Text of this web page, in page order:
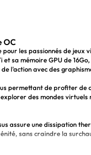
OC
les passionnés de jeux
sa mémoire GPU de
l'action avec des
permettant de profiter de
des mondes virtuels
assure une dissipation
sans craindre la